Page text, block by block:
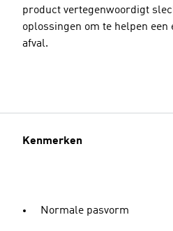
product vertegenwoordigt
oplossingen om te helpen een
afval.
Kenmerken
Normale pasvorm